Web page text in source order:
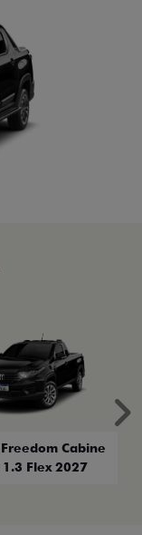
Cabine
1.3 Flex 2027